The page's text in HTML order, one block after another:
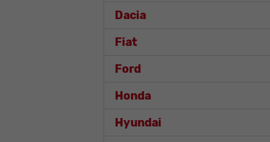
Dacia
Fiat
Ford
Honda
Hyundai